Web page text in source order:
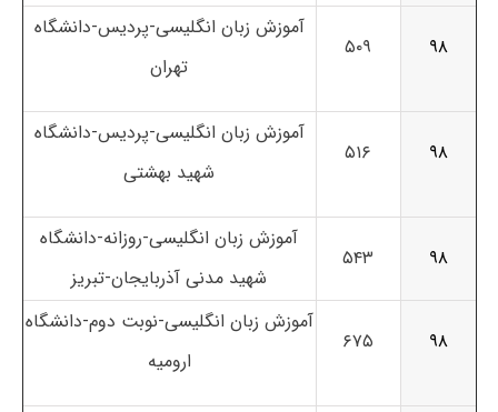
۹۸ ۵۰۹
آموزش زبان انگلیسی-پردیس-دانشگاه
تهران
۹۸ ۵۱۶
آموزش زبان انگلیسی-پردیس-دانشگاه
شهید بهشتی
۹۸ ۵۴۳
آموزش زبان انگلیسی-روزانه-دانشگاه
شهید مدنی آذربایجان-تبریز
۹۸ ۶۷۵
آموزش زبان انگلیسی-نوبت دوم-دانشگاه
ارومیه